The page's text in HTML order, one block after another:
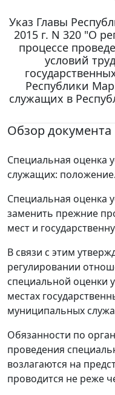
Указ Главы
2015 г. N 320 "О
процессе
условий
Республики
служащих в
Обзор документа
Специальная оценка
служащих: положение.
Специальная оценка
заменить прежние
мест и
В связи с этим
регулировании
специальной оценки
местах
муниципальных
Обязанности по
проведения
возлагаются на
проводится не реже